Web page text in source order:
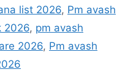
list 2026, Pm avash
2026, pm avash
2026, Pm avash